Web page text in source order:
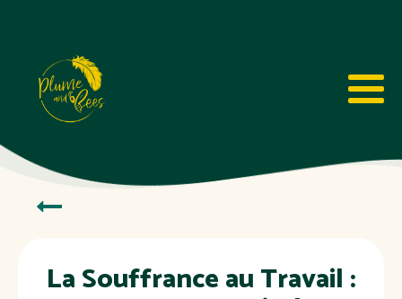
La Souffrance au Travail :